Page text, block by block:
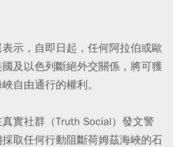
示，自即日起，任何阿拉伯或歐
及以色列斷絕外交關係，將可獲
自由通行的權利。
實社群（Truth Social）發文警
取任何行動阻斷荷姆茲海峽的石